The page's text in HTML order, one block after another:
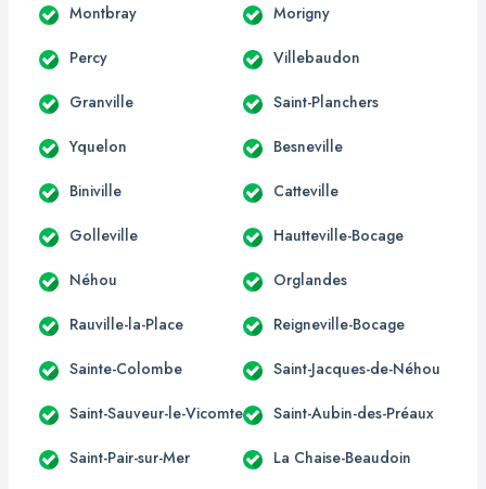
Montbray Morigny
Percy Villebaudon
Granville Saint-Planchers
Yquelon Besneville
Biniville Catteville
Golleville Hautteville-Bocage
Néhou Orglandes
Rauville-la-Place Reigneville-Bocage
Sainte-Colombe Saint-Jacques-de-Néhou
Saint-Sauveur-le-Vicomte Saint-Aubin-des-Préaux
Saint-Pair-sur-Mer La Chaise-Beaudoin